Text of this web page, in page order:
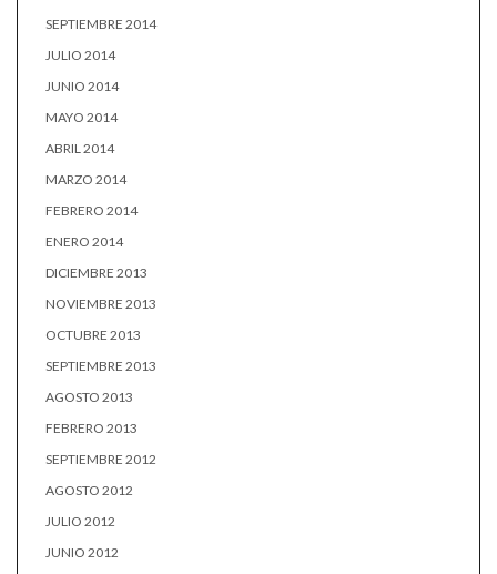
SEPTIEMBRE 2014
JULIO 2014
JUNIO 2014
MAYO 2014
ABRIL 2014
MARZO 2014
FEBRERO 2014
ENERO 2014
DICIEMBRE 2013
NOVIEMBRE 2013
OCTUBRE 2013
SEPTIEMBRE 2013
AGOSTO 2013
FEBRERO 2013
SEPTIEMBRE 2012
AGOSTO 2012
JULIO 2012
JUNIO 2012